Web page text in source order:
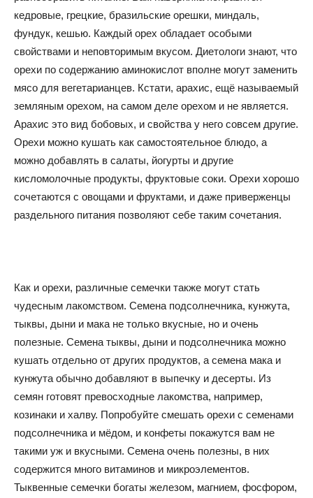
кедровые, грецкие, бразильские орешки, миндаль,
фундук, кешью. Каждый орех обладает особыми
свойствами и неповторимым вкусом. Диетологи знают, что
орехи по содержанию аминокислот вполне могут заменить
мясо для вегетарианцев. Кстати, арахис, ещё называемый
земляным орехом, на самом деле орехом и не является.
Арахис это вид бобовых, и свойства у него совсем другие.
Орехи можно кушать как самостоятельное блюдо, а
можно добавлять в салаты, йогурты и другие
кисломолочные продукты, фруктовые соки. Орехи хорошо
сочетаются с овощами и фруктами, и даже приверженцы
раздельного питания позволяют себе таким сочетания.
Как и орехи, различные семечки также могут стать
чудесным лакомством. Семена подсолнечника, кунжута,
тыквы, дыни и мака не только вкусные, но и очень
полезные. Семена тыквы, дыни и подсолнечника можно
кушать отдельно от других продуктов, а семена мака и
кунжута обычно добавляют в выпечку и десерты. Из
семян готовят превосходные лакомства, например,
козинаки и халву. Попробуйте смешать орехи с семенами
подсолнечника и мёдом, и конфеты покажутся вам не
такими уж и вкусными. Семена очень полезны, в них
содержится много витаминов и микроэлементов.
Тыквенные семечки богаты железом, магнием, фосфором,